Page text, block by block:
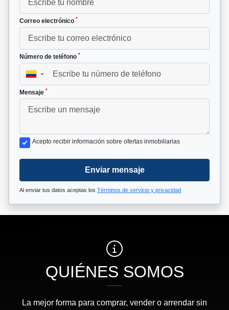
Correo electrónico *
Número de teléfono *
▼
Mensaje *
Acepto recibir información sobre ofertas inmobiliarias
Enviar mensaje
Al enviar tus datos aceptas los Términos de servicio y privacidad
QUIÉNES SOMOS
La mejor forma para comprar, vender o arrendar sin